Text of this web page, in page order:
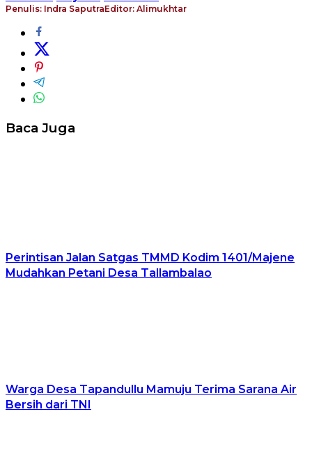
Penulis: Indra SaputraEditor: Alimukhtar
Baca Juga
Perintisan Jalan Satgas TMMD Kodim 1401/Majene
Mudahkan Petani Desa Tallambalao
Warga Desa Tapandullu Mamuju Terima Sarana Air
Bersih dari TNI